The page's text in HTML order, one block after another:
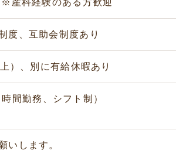
産科経験のある方歓迎
度、互助会制度あり
）、別に有給休暇あり
間勤務、シフト制）
いします。